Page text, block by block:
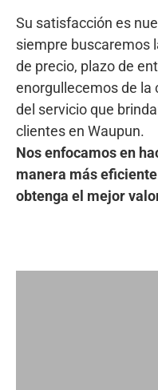
Su satisfacción es
siempre buscaremos
de precio, plazo de
enorgullecemos de la
del servicio que
clientes en Waupun.
Nos enfocamos en
manera más
obtenga el mejor